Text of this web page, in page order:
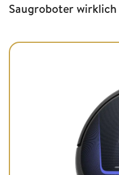
Saugroboter